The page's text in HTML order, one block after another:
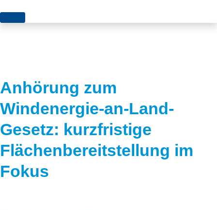
Themen
Flächen
Genehmigungen
Grundsatzfragen
Märkte
Netze
News
Blog
Karriere
Über uns
Stiftungsporträt
Anhörung zum
Windenergie-an-Land-
Gesetz: kurzfristige
Flächenbereitstellung im
Fokus